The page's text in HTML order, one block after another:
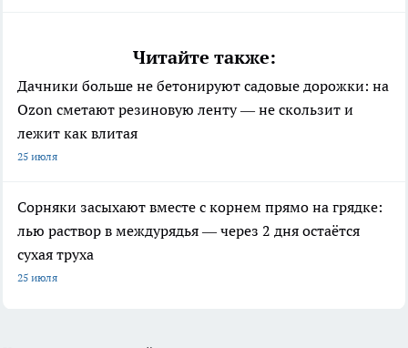
Читайте также:
Дачники больше не бетонируют садовые дорожки: на
Ozon сметают резиновую ленту — не скользит и
лежит как влитая
25 июля
Сорняки засыхают вместе с корнем прямо на грядке:
лью раствор в междурядья — через 2 дня остаётся
сухая труха
25 июля